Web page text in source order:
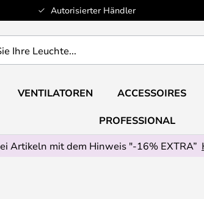
Autorisierter Händler
VENTILATOREN ACCESSOIRES
PROFESSIONAL
Artikeln mit dem Hinweis "-16% EXTRA”